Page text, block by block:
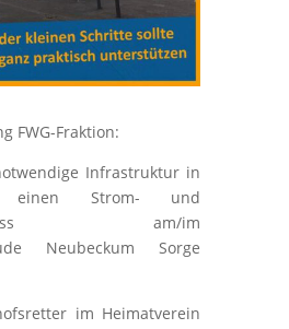
FWG-Fraktion:
Infrastruktur in
einen Strom- und
am/im
Neubeckum Sorge
im Heimatverein